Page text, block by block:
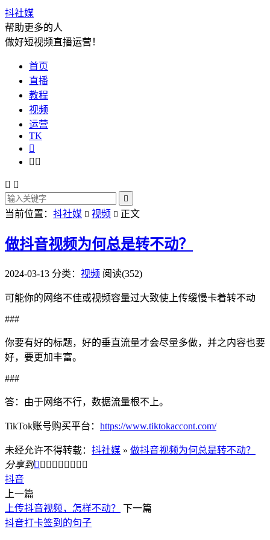
抖社媒
帮助更多的人
做好短视频直播运营！
首页
直播
教程
视频
运营
TK

 
 

当前位置： 抖社媒  视频  正文
做抖音视频为何总是转不动？
2024-03-13 分类： 视频 阅读(352)
可能你的网络不佳或视频容量过大致使上传缓慢卡着转不动
###
你要有好的标题，好的垂直流量才会尽量多做，并之内容也要
好，要更加丰富。
###
答：由于网络不行，数据流量根不上。
TikTok账号购买平台： https://www.tiktokaccont.com/
未经允许不得转载： 抖社媒 » 做抖音视频为何总是转不动？
分享到        
抖音
上一篇
上传抖音视频，怎样不动？
下一篇
抖音打卡签到的句子